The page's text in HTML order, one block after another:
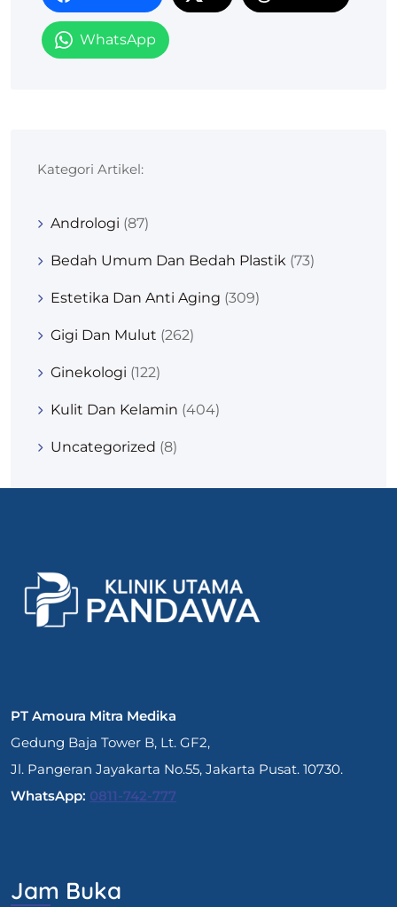
WhatsApp
Kategori Artikel:
Andrologi (87)
Bedah Umum Dan Bedah Plastik (73)
Estetika Dan Anti Aging (309)
Gigi Dan Mulut (262)
Ginekologi (122)
Kulit Dan Kelamin (404)
Uncategorized (8)
PT Amoura Mitra Medika
Gedung Baja Tower B, Lt. GF2,
Jl. Pangeran Jayakarta No.55, Jakarta Pusat. 10730.
WhatsApp: 0811-742-777
Jam Buka